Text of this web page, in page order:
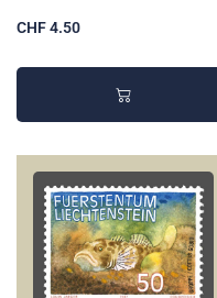
CHF 4.50